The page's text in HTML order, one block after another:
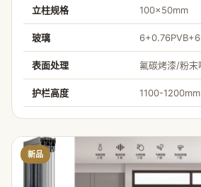
立柱规格 100×50mm
玻璃 6+0.76PVB+6
表面处理 氟碳烤漆/粉末
护栏高度 1100-1200mm
新品